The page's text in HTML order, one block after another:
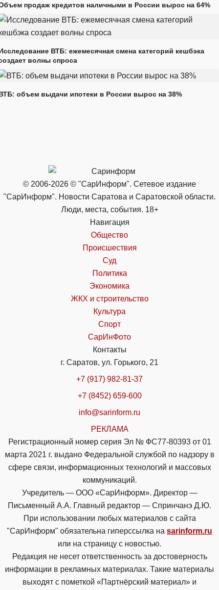
продаж кредитов наличными в России вырос на 64%
ВТБ: ежемесячная смена категорий кешбэка
волны спроса
объем выдачи ипотеки в России вырос на 38%
© 2006-2026 © "СарИнформ". Сетевое издание
"СарИнформ". Новости Саратова и Саратовской области.
Люди, места, события. 18+
Навигация
Общество
Происшествия
Суд
Политика
Экономика
ЖКХ и строительство
Культура
Спорт
СарИнФото
Контакты
г. Саратов, ул. Горького, 21
+7 (917) 982-81-37
+7 (8452) 659-600
info@sarinform.ru
РЕКЛАМА
Регистрационный номер серия Эл № ФС77-80393 от 01
марта 2021 г. выдано Федеральной службой по надзору в
сфере связи, информационных технологий и массовых
коммуникаций.
Учредитель — ООО «СарИнформ». Директор —
Письменный А.А. Главный редактор — Спринчанэ Д.Ю.
При использовании любых материалов с сайта
"СарИнформ" обязательна гиперссылка на sarinform.ru
или на страницу с новостью.
Редакция не несет ответственность за достоверность
информации в рекламных материалах. Такие материалы
выходят с пометкой «Партнёрский материал» и